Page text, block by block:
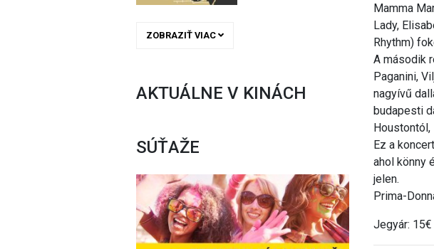
ZOBRAZIŤ VIAC
AKTUÁLNE V KINÁCH
SÚŤAŽE
Mamma
Lady,
Rhythm)
A második
Paganini,
nagyívű
budapesti
Houstontól,
Ez a
ahol könny
jelen.
Prima-
Jegyár: 15€